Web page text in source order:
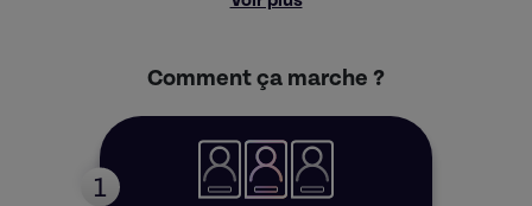
Comment ça marche ?
1